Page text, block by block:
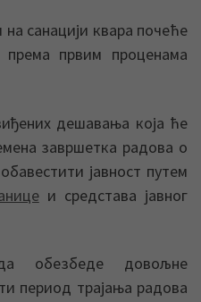
санацији квара почеће
првим проценама
дешавања која ће
завршетка радова о
јавност путем
и средстава јавног
обезбеде довољне
период трајања радова